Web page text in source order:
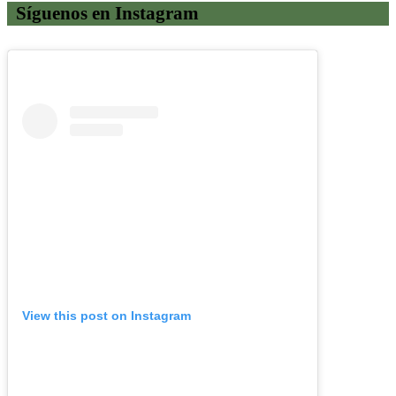
Síguenos en Instagram
View this post on Instagram